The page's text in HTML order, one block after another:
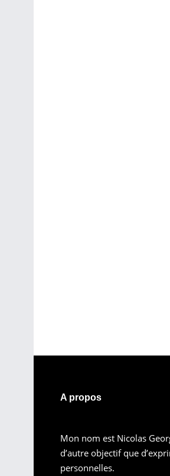
A propos
Mon nom est Nicolas
d’autre objectif que
personnelles.